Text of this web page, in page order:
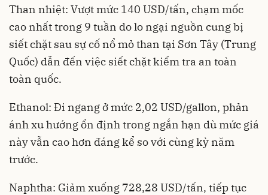
Than nhiệt: Vượt mức 140 USD/tấn, chạm mốc
cao nhất trong 9 tuần do lo ngại nguồn cung bị
siết chặt sau sự cố nổ mỏ than tại Sơn Tây (Trung
Quốc) dẫn đến việc siết chặt kiểm tra an toàn
toàn quốc.
Ethanol: Đi ngang ở mức 2,02 USD/gallon, phản
ánh xu hướng ổn định trong ngắn hạn dù mức giá
này vẫn cao hơn đáng kể so với cùng kỳ năm
trước.
Naphtha: Giảm xuống 728,28 USD/tấn, tiếp tục